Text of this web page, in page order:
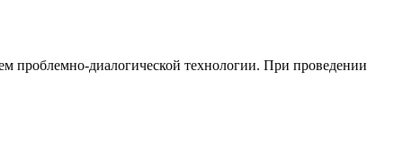
проблемно-диалогической технологии. При проведении